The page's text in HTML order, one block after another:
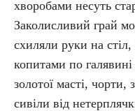
хворобами несуть
Заколисливий грай
схиляли руки на стіл,
копитами по галявині
золотої масті,
сивіли від